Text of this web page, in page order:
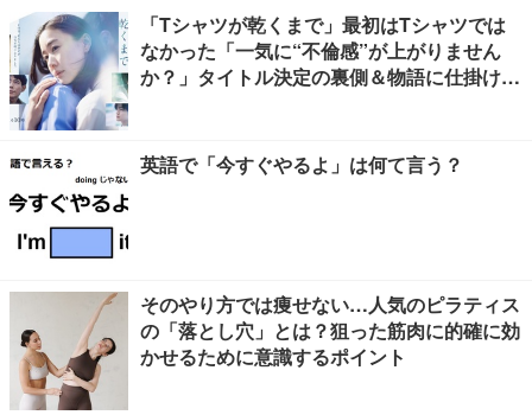
「Tシャツが乾くまで」最初はTシャツでは
なかった「一気に“不倫感”が上がりません
か？」タイトル決定の裏側＆物語に仕掛けた
英語で「今すぐやるよ」は何て言う？
そのやり方では痩せない…人気のピラティス
の「落とし穴」とは？狙った筋肉に的確に効
かせるために意識するポイント